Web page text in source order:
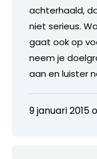
achterhaald,
niet serieus.
gaat ook op
neem je
aan en luister
9 januari 2015